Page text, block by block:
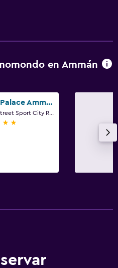
en Ammán
Regency Palace Amman